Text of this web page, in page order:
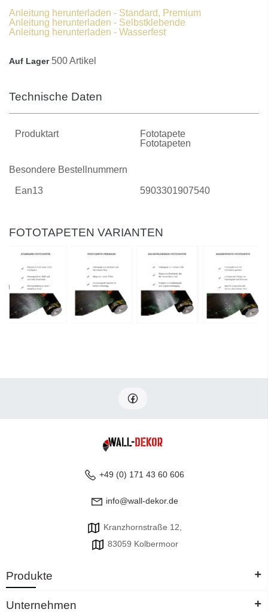
Anleitung herunterladen - Standard, Premium
Anleitung herunterladen - Selbstklebende
Anleitung herunterladen - Wasserfest
Auf Lager 500 Artikel
Technische Daten
Produktart
Fototapete
Fototapeten
Besondere Bestellnummern
Ean13 5903301907540
FOTOTAPETEN VARIANTEN
+49 (0) 171 43 60 606
info@wall-dekor.de
Kranzhornstraße 12,
83059 Kolbermoor
Produkte +
Unternehmen +